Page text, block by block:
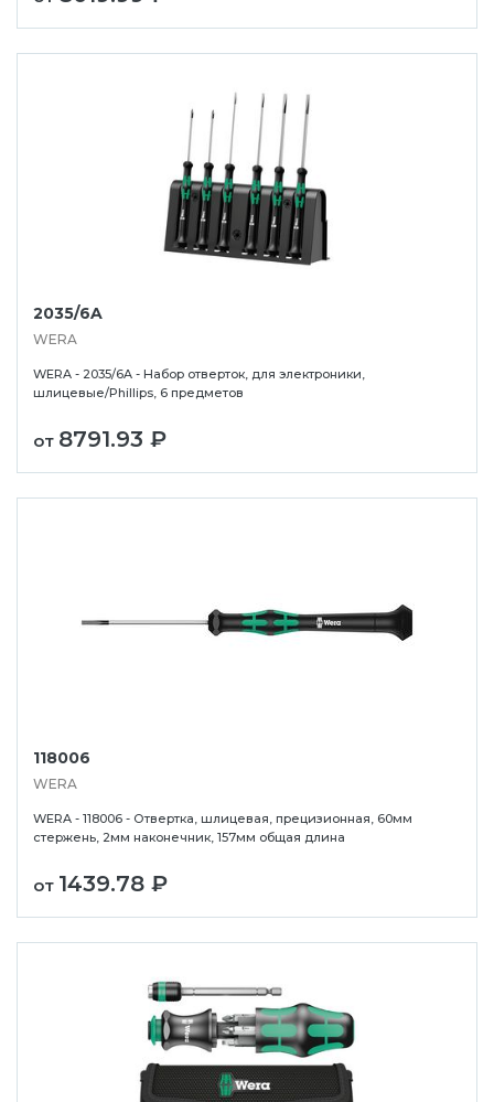
2035/6A
WERA
WERA - 2035/6A - Набор отверток, для электроники,
шлицевые/Phillips, 6 предметов
от 8791.93 ₽
118006
WERA
WERA - 118006 - Отвертка, шлицевая, прецизионная, 60мм
стержень, 2мм наконечник, 157мм общая длина
от 1439.78 ₽